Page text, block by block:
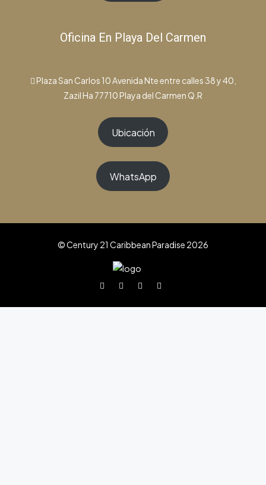
Oficina En Playa Del Carmen
Plaza San Carlos 10 Avenida Nte entre calles 38 y 40,
Zazil Ha 77710 Playa del Carmen Q.R
Ubicación
WhatsApp
© Century 21 Caribbean Paradise 2026